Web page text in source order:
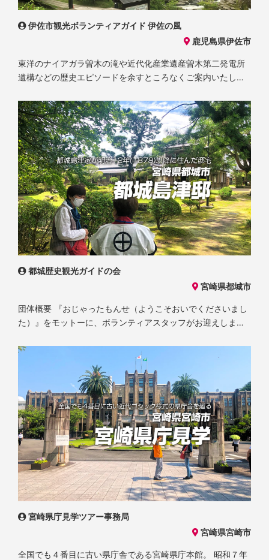
伊佐市観光ボランティアガイド 伊佐の風
鹿児島県伊佐市
東洋のナイアガラ曽木の滝や近代化産業遺産曽木第二発電所
遺構などの歴史エピソードを余すところなくご案内いたしま
都城歴史観光ガイドの会
宮崎県都城市
団体概要 『おじゃったもんせ（ようこそおいでくださいまし
た）』をモットーに、ボランティアスタッフがお迎えしま
再現した本宅や、1万点にも及ぶ都城島津家の史料を収蔵展示
する都城島津伝承館などを、見どころや秘話を交えながら、
おもしろ楽しくご案内いたします。
宮崎県庁見学ツアー事務局
宮崎県宮崎市
全国でも４番目に古い県庁舎である宮崎県庁本館。 昭和７年